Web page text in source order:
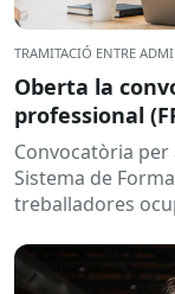
TRAMITACIÓ ENTRE
Oberta la
professional
treballadores
Convocatòria
Sistema de
treballadores